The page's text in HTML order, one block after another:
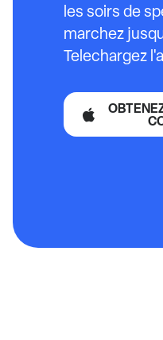
les soirs de
marchez
Telechargez